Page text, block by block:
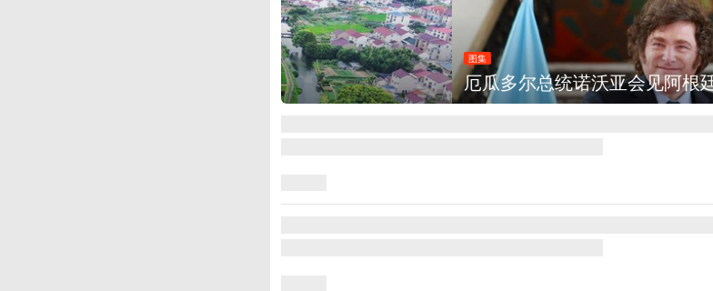
图集
厄瓜多尔总统诺沃亚会见阿根廷总统米莱